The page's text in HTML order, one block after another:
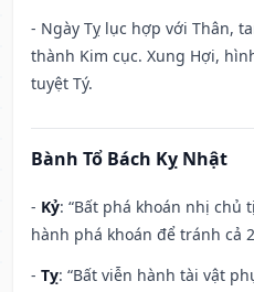
- Ngày Tỵ lục hợp với Thân,
thành Kim cục. Xung Hợi,
tuyệt Tý.
Bành Tổ Bách Kỵ Nhật
- Kỷ: “Bất phá khoán nhị chủ
hành phá khoán để tránh cả
- Tỵ: “Bất viễn hành tài vật